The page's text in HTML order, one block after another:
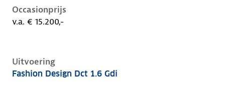
Occasionprijs
v.a. € 15.200,-
Uitvoering
Hyundai Kona i, 1.6 gdi, 104 kW, Hybride (Benzine),
Fashion Design Dct 1.6 Gdi